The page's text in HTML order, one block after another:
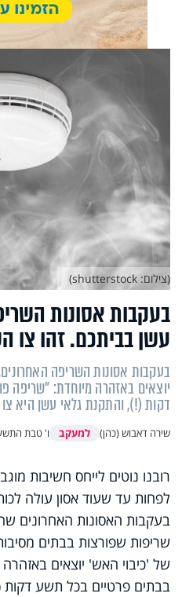
בעקבות אסונות
עשן בביתכם. זהו צו
בעקבות אסונות השריפה
יוצאים באזהרה מיוחדת: "שריפה
דקות (!), והתקנת גלאי עשן היא
שירה דאבוש (כהן) למעקב ו' טבת
(צילום: shutterstock)
רובנו נוטים לייחס חשיבות
לפחות עד שעוד אסון עולה
בעקבות האסונות האחרונים
שריפות שפורצות בבתים
של 'כיבוי האש' יוצאים
בבתים פרטיים בכל תשע דקות